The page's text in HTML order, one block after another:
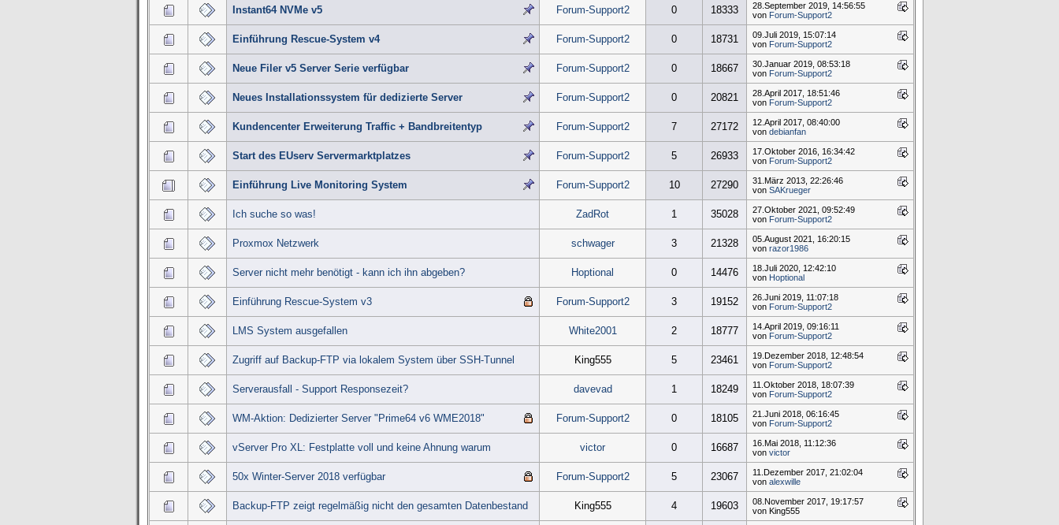
Instant64 NVMe v5 Forum-Support2 0 18333
28.September 2019, 14:56:55
von Forum-Support2
Einführung Rescue-System v4 Forum-Support2 0 18731
09.Juli 2019, 15:07:14
von Forum-Support2
Neue Filer v5 Server Serie verfügbar Forum-Support2 0 18667
30.Januar 2019, 08:53:18
von Forum-Support2
Neues Installationssystem für dedizierte Server Forum-Support2 0 20821
28.April 2017, 18:51:46
von Forum-Support2
Kundencenter Erweiterung Traffic + Bandbreitentyp Forum-Support2 7 27172
12.April 2017, 08:40:00
von debianfan
Start des EUserv Servermarktplatzes Forum-Support2 5 26933
17.Oktober 2016, 16:34:42
von Forum-Support2
Einführung Live Monitoring System Forum-Support2 10 27290
31.März 2013, 22:26:46
von SAKrueger
Ich suche so was! ZadRot 1 35028
27.Oktober 2021, 09:52:49
von Forum-Support2
Proxmox Netzwerk schwager 3 21328
05.August 2021, 16:20:15
von razor1986
Server nicht mehr benötigt - kann ich ihn abgeben? Hoptional 0 14476
18.Juli 2020, 12:42:10
von Hoptional
Einführung Rescue-System v3 Forum-Support2 3 19152
26.Juni 2019, 11:07:18
von Forum-Support2
LMS System ausgefallen White2001 2 18777
14.April 2019, 09:16:11
von Forum-Support2
Zugriff auf Backup-FTP via lokalem System über SSH-Tunnel King555 5 23461
19.Dezember 2018, 12:48:54
von Forum-Support2
Serverausfall - Support Responsezeit? davevad 1 18249
11.Oktober 2018, 18:07:39
von Forum-Support2
WM-Aktion: Dedizierter Server "Prime64 v6 WME2018" Forum-Support2 0 18105
21.Juni 2018, 06:16:45
von Forum-Support2
vServer Pro XL: Festplatte voll und keine Ahnung warum victor 0 16687
16.Mai 2018, 11:12:36
von victor
50x Winter-Server 2018 verfügbar Forum-Support2 5 23067
11.Dezember 2017, 21:02:04
von alexwille
Backup-FTP zeigt regelmäßig nicht den gesamten Datenbestand King555 4 19603
08.November 2017, 19:17:57
von King555